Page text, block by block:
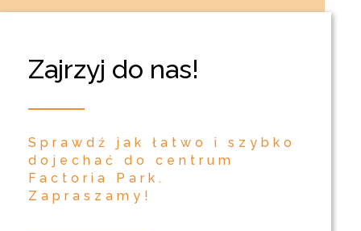
Zajrzyj do nas!
Sprawdź jak łatwo i szybko
dojechać do centrum
Factoria Park.
Zapraszamy!